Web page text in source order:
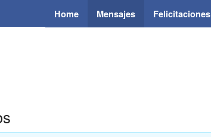
Home Mensajes Felicitaciones